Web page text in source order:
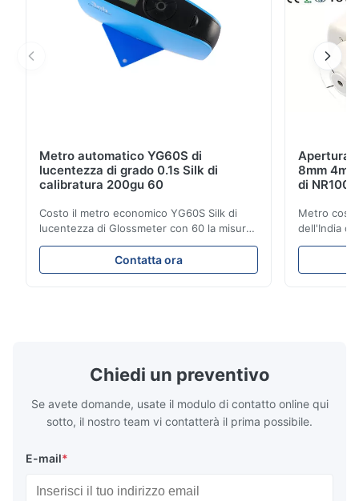
Metro automatico YG60S di
lucentezza di grado 0.1s Silk di
calibratura 200gu 60
Costo il metro economico YG60S Silk di
lucentezza di Glossmeter con 60 la misura
lucida di Gu di grado 200 Il metro
economico di lucentezza di YG60S 60° può
verificare il materiale con la lucentezza (0-
Contatta ora
Apertura
8mm
di NR100
Metro
dell'India
economico
prodotto
Chiedi un preventivo
Se avete domande, usate il modulo di contatto online qui
sotto, il nostro team vi contatterà il prima possibile.
E-mail*